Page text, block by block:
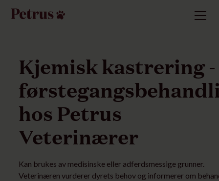
Kjemisk kastrering -
hos Petrus
Veterinærer
Kan brukes av medisinske eller adferdsmessige grunner.
Veterinæren vurderer dyrets behov og informerer om